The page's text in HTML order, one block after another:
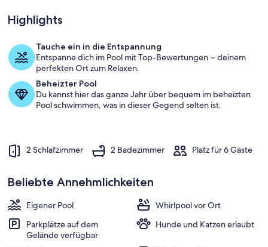
4
km
Unterkunftsgelände
Highlights
Tauche ein in die Entspannung
Entspanne dich im Pool mit Top-Bewertungen − deinem
perfekten Ort zum Relaxen.
Beheizter Pool
Du kannst hier das ganze Jahr über bequem im beheizten
Pool schwimmen, was in dieser Gegend selten ist.
2 Schlafzimmer 2 Badezimmer Platz für 6 Gäste
Beliebte Annehmlichkeiten
Eigener Pool
Whirlpool vor Ort
Parkplätze auf dem
Gelände verfügbar
Hunde und Katzen erlaubt